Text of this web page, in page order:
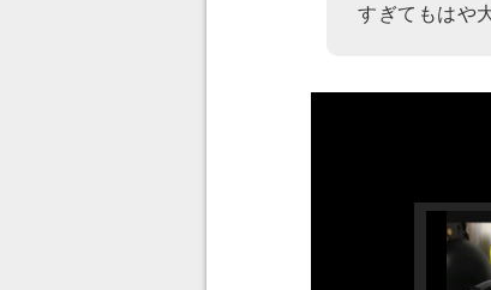
すぎてもはや